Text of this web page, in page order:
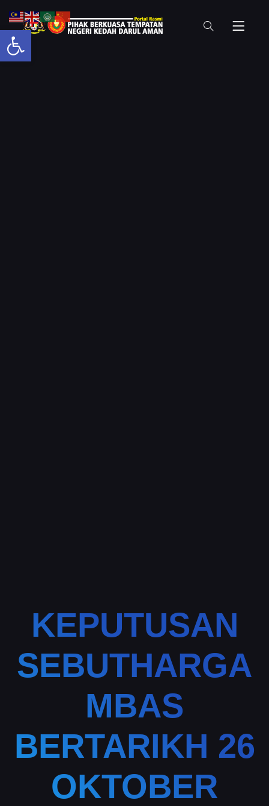
Open toolbar
KEPUTUSAN
SEBUTHARGA
MBAS
BERTARIKH 26
OKTOBER